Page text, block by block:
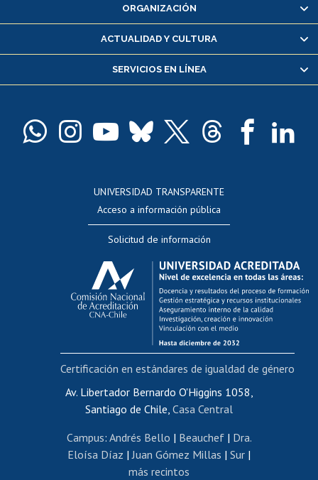
Consulta y certificado de notas
Servicio médico y dental
Pago de arancel y crédito alumnos
Docentes
Evaluación docente
Calificación académica
Postulación al AUCAI
Funcionarias/os
Cursos internos de capacitación
Bienestar del personal
Portal de movilidad interna
Certificado de renta
Certificado de renta honorarios
Editar páginas blancas
Extranjeras/os
ORGANIZACIÓN
ACTUALIDAD Y CULTURA
SERVICIOS EN LÍNEA
UNIVERSIDAD TRANSPARENTE
Acceso a información pública
Solicitud de información
Av. Libertador Bernardo O'Higgins 1058,
Santiago de Chile, Casa Central
Campus: Andrés Bello | Beauchef| Dra.
Eloísa Díaz | Juan Gómez Millas | Sur |
más recintos
Certificación en estándares de igualdad de género